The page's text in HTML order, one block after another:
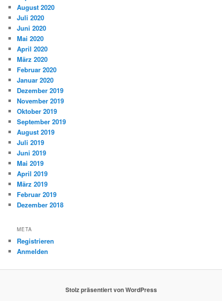
August 2020
Juli 2020
Juni 2020
Mai 2020
April 2020
März 2020
Februar 2020
Januar 2020
Dezember 2019
November 2019
Oktober 2019
September 2019
August 2019
Juli 2019
Juni 2019
Mai 2019
April 2019
März 2019
Februar 2019
Dezember 2018
META
Registrieren
Anmelden
Stolz präsentiert von WordPress